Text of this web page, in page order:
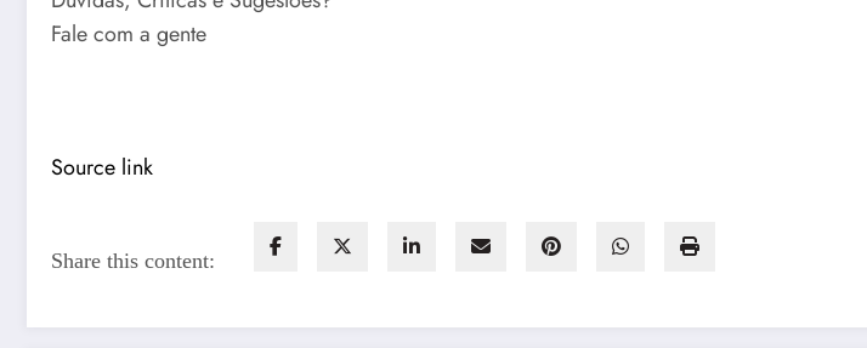
Fale com a gente
Source link
Share this content: